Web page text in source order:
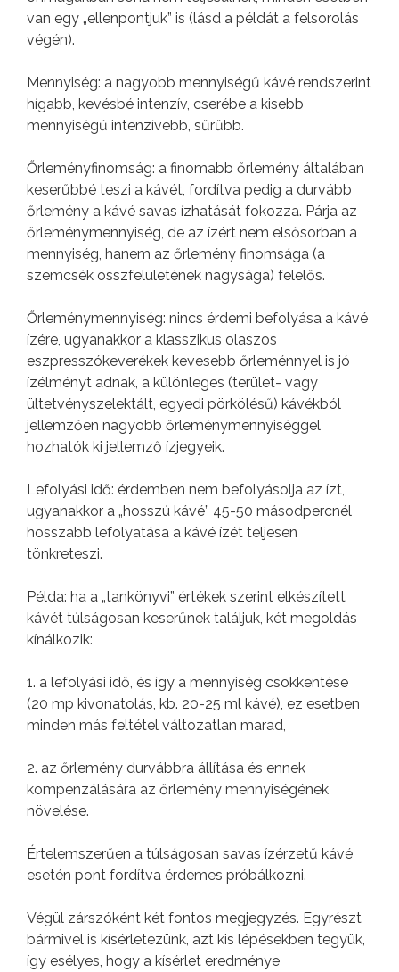
van egy „ellenpontjuk” is (lásd a példát a felsorolás
végén).
Mennyiség: a nagyobb mennyiségű kávé rendszerint
hígabb, kevésbé intenzív, cserébe a kisebb
mennyiségű intenzívebb, sűrűbb.
Őrleményfinomság: a finomabb őrlemény általában
keserűbbé teszi a kávét, fordítva pedig a durvább
őrlemény a kávé savas ízhatását fokozza. Párja az
őrleménymennyiség, de az ízért nem elsősorban a
mennyiség, hanem az őrlemény finomsága (a
szemcsék összfelületének nagysága) felelős.
Őrleménymennyiség: nincs érdemi befolyása a kávé
ízére, ugyanakkor a klasszikus olaszos
eszpresszókeverékek kevesebb őrleménnyel is jó
ízélményt adnak, a különleges (terület- vagy
ültetvényszelektált, egyedi pörkölésű) kávékból
jellemzően nagyobb őrleménymennyiséggel
hozhatók ki jellemző ízjegyeik.
Lefolyási idő: érdemben nem befolyásolja az ízt,
ugyanakkor a „hosszú kávé” 45-50 másodpercnél
hosszabb lefolyatása a kávé ízét teljesen
tönkreteszi.
Példa: ha a „tankönyvi” értékek szerint elkészített
kávét túlságosan keserűnek találjuk, két megoldás
kínálkozik:
1. a lefolyási idő, és így a mennyiség csökkentése
(20 mp kivonatolás, kb. 20-25 ml kávé), ez esetben
minden más feltétel változatlan marad,
2. az őrlemény durvábbra állítása és ennek
kompenzálására az őrlemény mennyiségének
növelése.
Értelemszerűen a túlságosan savas ízérzetű kávé
esetén pont fordítva érdemes próbálkozni.
Végül zárszóként két fontos megjegyzés. Egyrészt
bármivel is kísérletezünk, azt kis lépésekben tegyük,
így esélyes, hogy a kísérlet eredménye